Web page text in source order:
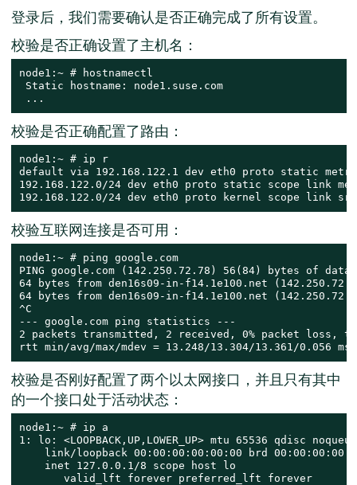
登录后，我们需要确认是否正确完成了所有设置。
校验是否正确设置了主机名：
node1:~ # hostnamectl
Static hostname: node1.suse.com
...
校验是否正确配置了路由：
node1:~ # ip r
default via 192.168.122.1 dev eth0 proto static
192.168.122.0/24 dev eth0 proto static scope link
192.168.122.0/24 dev eth0 proto kernel scope link
校验互联网连接是否可用：
node1:~ # ping google.com
PING google.com (142.250.72.78) 56(84) bytes of data.
64 bytes from den16s09-in-f14.1e100.net
64 bytes from den16s09-in-f14.1e100.net
^C
--- google.com ping statistics ---
2 packets transmitted, 2 received, 0% packet loss,
rtt min/avg/max/mdev = 13.248/13.304/13.361/0.056 ms
校验是否刚好配置了两个以太网接口，并且只有其中
的一个接口处于活动状态：
node1:~ # ip a
1: lo: <LOOPBACK,UP,LOWER_UP> mtu 65536 qdisc
link/loopback 00:00:00:00:00:00 brd
    inet 127.0.0.1/8 scope host lo
       valid_lft forever preferred_lft forever